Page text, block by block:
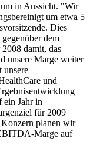
in Aussicht. "Wir
um etwa 5
Dies
dem
damit, das
unsere Marge weiter
unsere
und
ein Jahr in
für 2009
Konzern planen wir
Marge auf